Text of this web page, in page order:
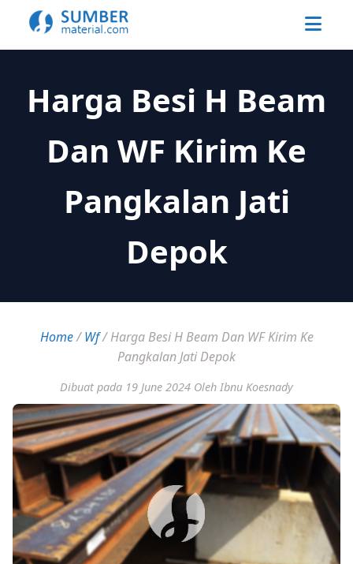
Harga Besi H Beam
Dan WF Kirim Ke
Pangkalan Jati
Depok
Home/Wf/Harga Besi H Beam Dan WF Kirim Ke
Pangkalan Jati Depok
Dibuat pada 19 June 2024 Oleh Ibnu Koesnady